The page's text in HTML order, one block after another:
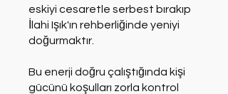
eskiyi cesaretle serbest bırakıp
İlahi Işık'ın rehberliğinde yeniyi
doğurmaktır.
Bu enerji doğru çalıştığında kişi
gücünü koşulları zorla kontrol